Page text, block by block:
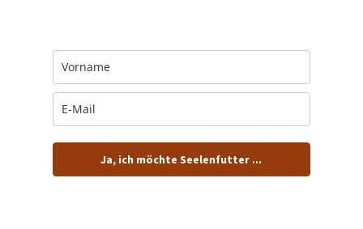
Ja, ich möchte Seelenfutter ...